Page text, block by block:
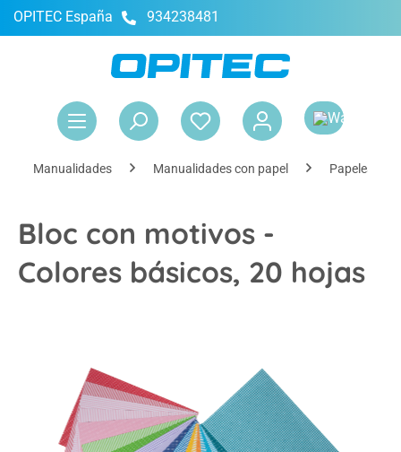
principal
OPITEC España 934238481
Manualidades Manualidades con papel Papeles
Bloc con motivos -
Colores básicos, 20 hojas